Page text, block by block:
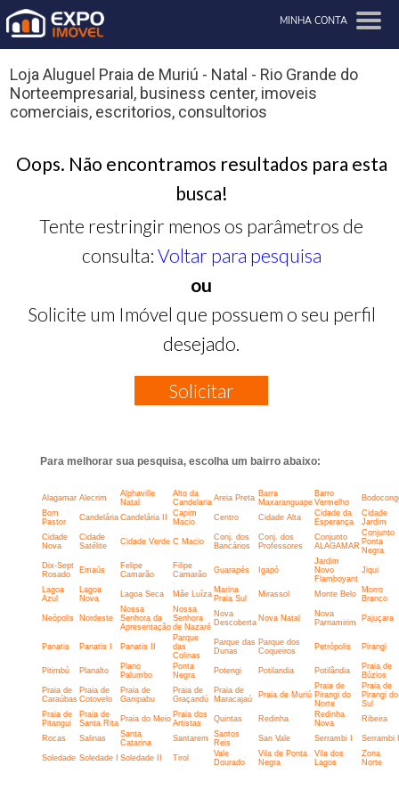
MINHA CONTA
Loja Aluguel Praia de Muriú - Natal - Rio Grande do
Norteempresarial, business center, imoveis
comerciais, escritorios, consultorios
Oops. Não encontramos resultados para esta
busca!
Tente restringir menos os parâmetros de
consulta: Voltar para pesquisa
ou
Solicite um Imóvel que possuem o seu perfil
desejado.
Solicitar
Para melhorar sua pesquisa, escolha um bairro abaixo:
Alagamar Alecrim
Alphaville
Natal
Alto da
Candelaria Areia Preta Barra
Maxaranguape
Barro
Vermelho
Bom
Pastor
Candelária Candelária II
Capim
Macio
Centro Cidade Alta
Cidade da
Esperança
Cidade
Jardim
Cidade
Nova
Cidade
Satélite
Cidade Verde C Macio
Conj. dos
Bancários
Conj. dos
Professores
Conjunto
ALAGAMAR
Conjunto
Ponta
Negra
Dix-Sept
Rosado
Emaús
Felipe
Camarão
Filipe
Camarão
Guarapés Igapó
Jardim
Novo
Flamboyant
Jiqui
Lagoa
Azul
Lagoa
Nova
Lagoa Seca Mãe Luíza Marina
Praia Sul
Mirassol Monte Belo
Morro
Branco
Neópolis Nordeste
Nossa
Senhora da
Apresentação
Nossa
Senhora
de Nazaré
Nova
Descoberta Nova Natal
Nova
Parnamirim
Pajuçara
Panatis Panatis I Panatis II
Parque
das
Colinas
Parque das
Dunas
Parque dos
Coqueiros
Petrópolis Pirangi
Pitimbú Planalto
Plano
Palumbo
Ponta
Negra
Potengi Potilandia Potilândia
Praia de
Búzios
Praia de
Caraúbas
Praia de
Cotovelo
Praia de
Ganipabu
Praia de
Graçandú
Praia de
Maracajaú
Praia de Muriú
Praia de
Pirangi do
Norte
Praia de
Pirangi do
Sul
Praia de
Pitangui
Praia de
Santa Rita Praia do Meio Praia dos
Artistas
Quintas Redinha
Redinha
Nova
Ribeira
Rocas Salinas
Santa
Catarina
Santarem
Santos
Reis
San Vale Serrambi I Serrambi
Soledade Soledade I Soledade II Tirol
Vale
Dourado
Vila de Ponta
Negra
Vila dos
Lagos
Zona
Norte